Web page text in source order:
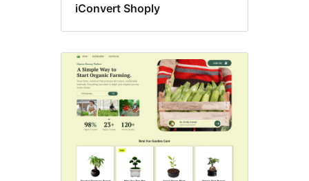
iConvert Shoply